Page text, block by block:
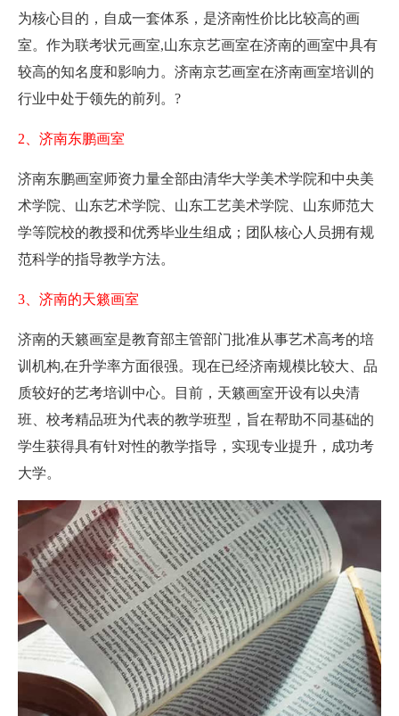
为核心目的，自成一套体系，是济南性价比比较高的画
室。作为联考状元画室,山东京艺画室在济南的画室中具有
较高的知名度和影响力。济南京艺画室在济南画室培训的
行业中处于领先的前列。?
2、济南东鹏画室
济南东鹏画室师资力量全部由清华大学美术学院和中央美
术学院、山东艺术学院、山东工艺美术学院、山东师范大
学等院校的教授和优秀毕业生组成；团队核心人员拥有规
范科学的指导教学方法。
3、济南的天籁画室
济南的天籁画室是教育部主管部门批准从事艺术高考的培
训机构,在升学率方面很强。现在已经济南规模比较大、品
质较好的艺考培训中心。目前，天籁画室开设有以央清
班、校考精品班为代表的教学班型，旨在帮助不同基础的
学生获得具有针对性的教学指导，实现专业提升，成功考
大学。